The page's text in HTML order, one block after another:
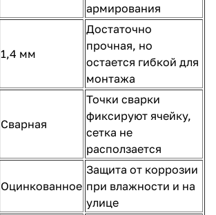
армирования
1,4 мм
Достаточно
прочная, но
остается гибкой для
монтажа
Сварная
Точки сварки
фиксируют ячейку,
сетка не
расползается
Оцинкованное
Защита от коррозии
при влажности и на
улице